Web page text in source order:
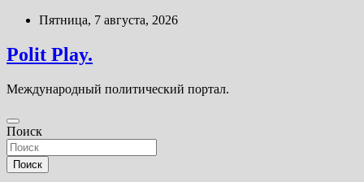
Перейти
содержимому
Пятница, 7 августа, 2026
Polit Play.
Международный политический портал.
Поиск
Поиск